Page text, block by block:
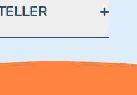
0711
Stuttgart